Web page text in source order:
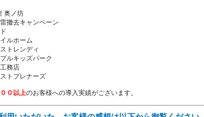
奥ノ坊
撤去キャンペーン
ルホーム
トレンディ
ルキッズパーク
務店
トプレナーズ
０以上のお客様への導入実績がございます。